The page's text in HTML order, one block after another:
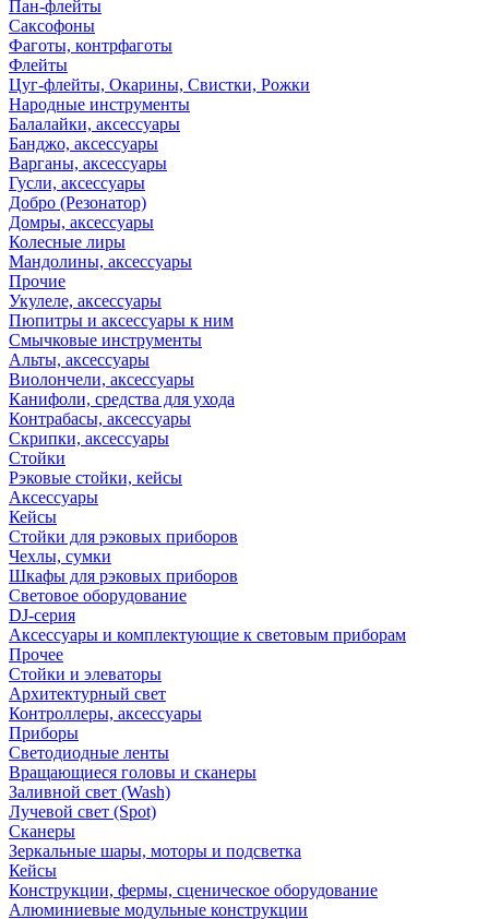
Пан-флейты
Саксофоны
Фаготы, контрфаготы
Флейты
Цуг-флейты, Окарины, Свистки, Рожки
Народные инструменты
Балалайки, аксессуары
Банджо, аксессуары
Варганы, аксессуары
Гусли, аксессуары
Добро (Резонатор)
Домры, аксессуары
Колесные лиры
Мандолины, аксессуары
Прочие
Укулеле, аксессуары
Пюпитры и аксессуары к ним
Смычковые инструменты
Альты, аксессуары
Виолончели, аксессуары
Канифоли, средства для ухода
Контрабасы, аксессуары
Скрипки, аксессуары
Стойки
Рэковые стойки, кейсы
Аксессуары
Кейсы
Стойки для рэковых приборов
Чехлы, сумки
Шкафы для рэковых приборов
Световое оборудование
DJ-серия
Аксессуары и комплектующие к световым приборам
Прочее
Стойки и элеваторы
Архитектурный свет
Контроллеры, аксессуары
Приборы
Светодиодные ленты
Вращающиеся головы и сканеры
Заливной свет (Wash)
Лучевой свет (Spot)
Сканеры
Зеркальные шары, моторы и подсветка
Кейсы
Конструкции, фермы, сценическое оборудование
Алюминиевые модульные конструкции